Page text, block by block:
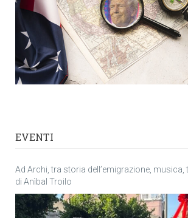
EVENTI
Ad Archi, tra storia dell’emigrazione,
di Anìbal Troilo